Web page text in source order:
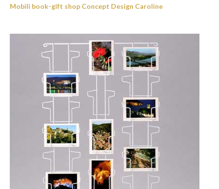
Mobili book-gift shop Concept Design Caroline